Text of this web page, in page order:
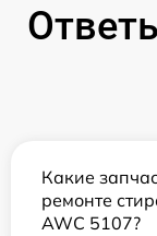
Какие
ремонте
AWC 5107?